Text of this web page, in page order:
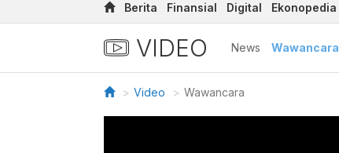
Berita Finansial Digital Ekonopedia
VIDEO News Wawancara
Video Wawancara